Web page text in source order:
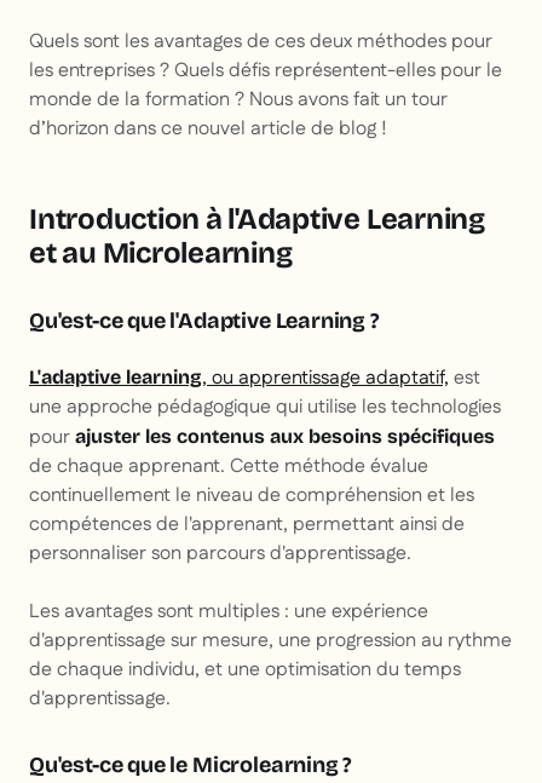
Quels sont les avantages de ces deux méthodes pour
les entreprises ? Quels défis représentent-elles pour le
monde de la formation ? Nous avons fait un tour
d’horizon dans ce nouvel article de blog !
Introduction à l'Adaptive Learning
et au Microlearning
Qu'est-ce que l'Adaptive Learning ?
L'adaptive learning, ou apprentissage adaptatif, est
une approche pédagogique qui utilise les technologies
pour ajuster les contenus aux besoins spécifiques
de chaque apprenant. Cette méthode évalue
continuellement le niveau de compréhension et les
compétences de l'apprenant, permettant ainsi de
personnaliser son parcours d'apprentissage.
Les avantages sont multiples : une expérience
d'apprentissage sur mesure, une progression au rythme
de chaque individu, et une optimisation du temps
d'apprentissage.
Qu'est-ce que le Microlearning ?